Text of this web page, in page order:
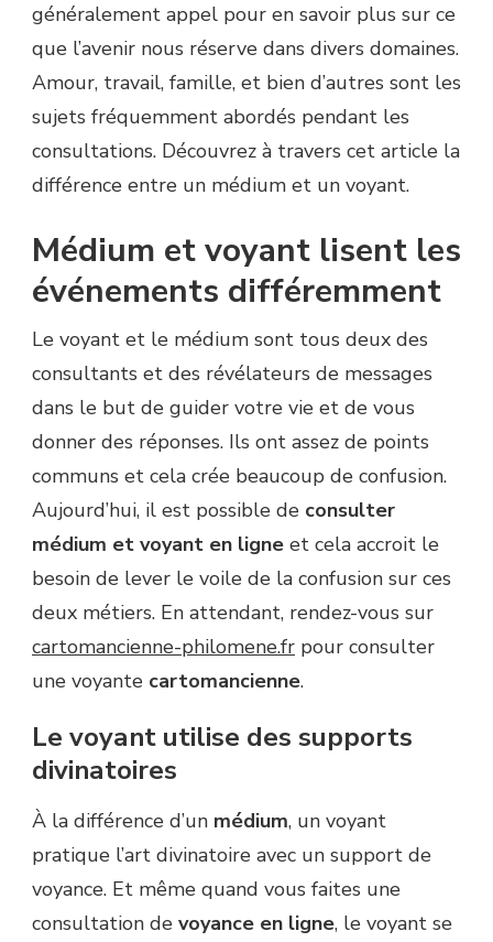
généralement appel pour en savoir plus sur ce
que l’avenir nous réserve dans divers domaines.
Amour, travail, famille, et bien d’autres sont les
sujets fréquemment abordés pendant les
consultations. Découvrez à travers cet article la
différence entre un médium et un voyant.
Médium et voyant lisent les
événements différemment
Le voyant et le médium sont tous deux des
consultants et des révélateurs de messages
dans le but de guider votre vie et de vous
donner des réponses. Ils ont assez de points
communs et cela crée beaucoup de confusion.
Aujourd’hui, il est possible de consulter
médium et voyant en ligne et cela accroit le
besoin de lever le voile de la confusion sur ces
deux métiers. En attendant, rendez-vous sur
cartomancienne-philomene.fr pour consulter
une voyante cartomancienne.
Le voyant utilise des supports
divinatoires
À la différence d’un médium, un voyant
pratique l’art divinatoire avec un support de
voyance. Et même quand vous faites une
consultation de voyance en ligne, le voyant se